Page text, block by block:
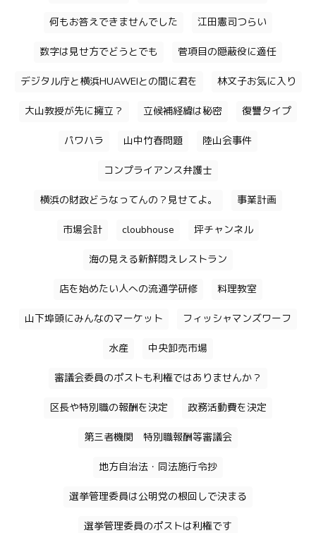
何もお答えできませんでした 江田憲司つらい
数字は見せ方でどうとでも 菅項目の隠蔽役に適任
デジタル庁と横浜HUAWEIとの間に君を 林文子お気に入り
大山教授が先に擁立？ 立候補経緯は秘密 復讐タイプ
パワハラ 山中竹春問題 陸山会事件
コンプライアンス弁護士
横浜の財政どうなってんの？見せてよ。 事業計画
市場会計 cloubhouse 坪チャンネル
海の見える新鮮悶えレストラン
店を始めたい人への流通学研修 料理教室
山下埠頭にみんなのマーケット フィッシャマンズワーフ
水産 中央卸売市場
審議会委員のポストも利権ではありませんか？
区長や特別職の報酬を決定 政務活動費を決定
第三者機関 特別職報酬等審議会
地方自治法・同法施行令抄
選挙管理委員は公明党の根回しで決まる
選挙管理委員のポストは利権です